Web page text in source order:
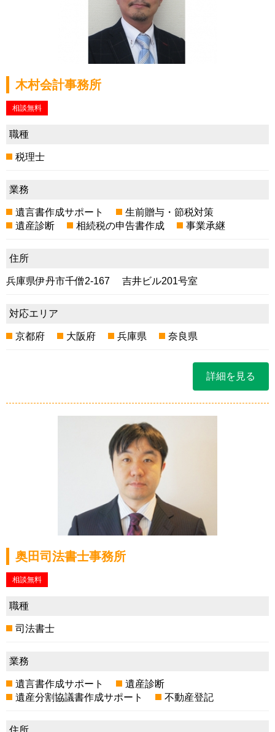
木村会計事務所
相談無料
職種
税理士
業務
遺言書作成サポート
生前贈与・節税対策
遺産診断
相続税の申告書作成 事業承継
住所
兵庫県伊丹市千僧2-167 吉井ビル201号室
対応エリア
京都府 大阪府 兵庫県 奈良県
詳細を見る
奥田司法書士事務所
相談無料
職種
司法書士
業務
遺言書作成サポート
遺産診断
遺産分割協議書作成サポート
不動産登記